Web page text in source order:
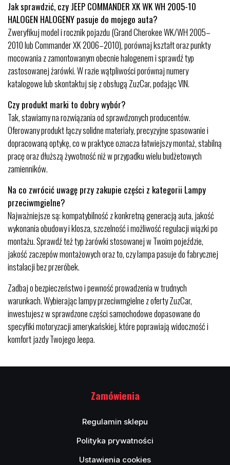
Jak sprawdzić, czy JEEP COMMANDER XK WK WH 2005-10
HALOGEN HALOGENY pasuje do mojego auta?
Zweryfikuj model i rocznik pojazdu (Grand Cherokee WK/WH 2005–
2010 lub Commander XK 2006–2010), porównaj kształt oraz punkty
mocowania z zamontowanym obecnie halogenem i sprawdź typ
zastosowanej żarówki. W razie wątpliwości porównaj numery
katalogowe lub skontaktuj się z obsługą ZuzCar, podając VIN.
Czy produkt marki to dobry wybór?
Tak, stawiamy na rozwiązania od sprawdzonych producentów.
Oferowany produkt łączy solidne materiały, precyzyjne spasowanie i
dopracowaną optykę, co w praktyce oznacza łatwiejszy montaż, stabilną
pracę oraz dłuższą żywotność niż w przypadku wielu budżetowych
zamienników.
Na co zwrócić uwagę przy zakupie części z kategorii Lampy
przeciwmgielne?
Najważniejsze są: kompatybilność z konkretną generacją auta, jakość
wykonania obudowy i klosza, szczelność i możliwość regulacji wiązki po
montażu. Sprawdź też typ żarówki stosowanej w Twoim pojeździe,
jakość zaczepów montażowych oraz to, czy lampa pasuje do fabrycznej
instalacji bez przeróbek.
Zadbaj o bezpieczeństwo i pewność prowadzenia w trudnych
warunkach. Wybierając lampy przeciwmgielne z oferty ZuzCar,
inwestujesz w sprawdzone części samochodowe dopasowane do
specyfiki motoryzacji amerykańskiej, które poprawiają widoczność i
komfort jazdy Twojego Jeepa.
Zamówienia
Regulamin sklepu
Polityka prywatności
Ustawienia cookies